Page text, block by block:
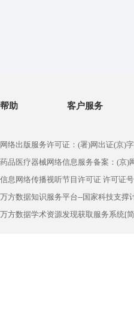
帮助 客户服务
网络出版服务许可证：(署)网出证(京)
药品医疗器械网络信息服务备案：(京)
信息网络传播视听节目许可证 许可证
万方数据知识服务平台--国家科技支撑
万方数据学术资源发现获取服务系统[